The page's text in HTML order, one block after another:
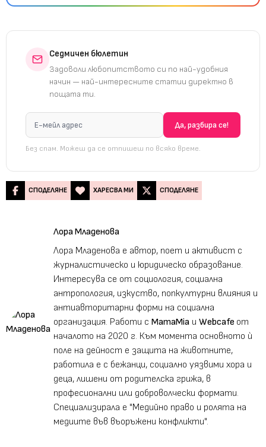
Седмичен бюлетин
Задоволи любопитството си по най-удобния
начин — най-интересните статии директно в
пощата ти.
Без спам. Можеш да се отпишеш по всяко време.
СПОДЕЛЯНЕ ХАРЕСВА МИ СПОДЕЛЯНЕ
Лора Младенова
Лора Младенова е автор, поет и активист с
журналистическо и юридическо образование.
Интересува се от социология, социална
антропология, изкуство, попкултурни влияния и
антиавторитарни форми на социална
организация. Работи с MamaMia и Webcafe от
началото на 2020 г. Към момента основното ѝ
поле на дейност е защита на животните,
работила е с бежанци, социално уязвими хора и
деца, лишени от родителска грижа, в
професионални или доброволчески формати.
Специализирала е "Медийно право и ролята на
медиите във въоръжени конфликти".